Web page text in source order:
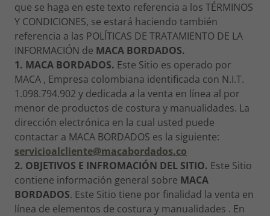
que se haga en este texto referencia a los TÉRMINOS
Y CONDICIONES, se estará haciendo también
referencia a las POLÍTICAS DE TRATAMIENTO DE LA
INFORMACIÓN de MACA BORDADOS.
1. MACA BORDADOS. Este Sitio es operado por
MACA , Empresa colombiana identificada con N.I.T.
1.098.794.902 y dedicada a la venta en línea al por
menor de productos de costura y manualidades. La
dirección electrónica en la cual usted puede
contactar a MACA BORDADOS es la siguiente:
servicioalcliente@macabordados.co
2. OBJETIVOS E INFROMACIÓN DEL SITIO. Este Sitio
contiene información general sobre MACA
BORDADOS. Este Sitio tiene por finalidad la venta en
línea de elementos de costura y manualidades . En